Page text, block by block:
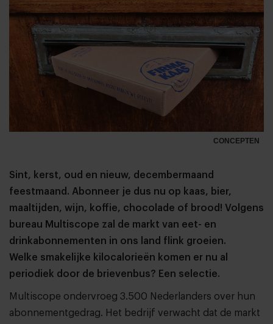
CONCEPTEN
Sint, kerst, oud en nieuw, decembermaand
feestmaand. Abonneer je dus nu op kaas, bier,
maaltijden, wijn, koffie, chocolade of brood! Volgens
bureau Multiscope zal de markt van eet- en
drinkabonnementen in ons land flink groeien.
Welke smakelijke kilocalorieën komen er nu al
periodiek door de brievenbus? Een selectie.
Multiscope ondervroeg 3.500 Nederlanders over hun
abonnementgedrag. Het bedrijf verwacht dat de markt